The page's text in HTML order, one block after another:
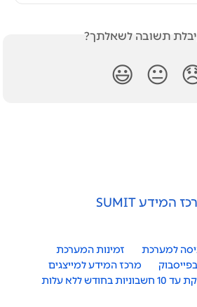
תשובה לשאלתך?
😐
😃
למערכת
זמינות המערכת
מרכז המידע למייצגים
ללא עלות